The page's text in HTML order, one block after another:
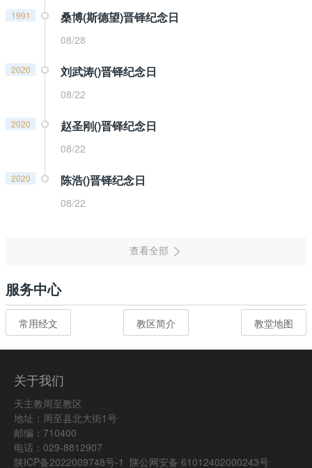
1991 桑博(斯德望)晋铎纪念日
08/28
2020 刘武涛()晋铎纪念日
08/22
2020 赵圣刚()晋铎纪念日
08/22
2020 陈浩()晋铎纪念日
08/22
服务中心
常用经文 教区简介 教堂地图
关于我们
天主教周至教区
地址：周至县北大街1号
邮编：710400
电话：029-8812907
陕ICP备2022009748号-1 陕公网安备 61012402000243号